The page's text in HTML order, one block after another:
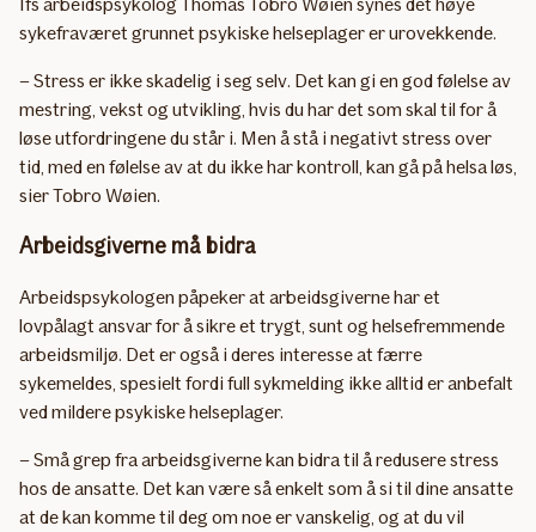
sykefraværet grunnet psykiske helseplager er urovekkende.
– Stress er ikke skadelig i seg selv. Det kan gi en god følelse av
mestring, vekst og utvikling, hvis du har det som skal til for å
løse utfordringene du står i. Men å stå i negativt stress over
tid, med en følelse av at du ikke har kontroll, kan gå på helsa løs,
sier Tobro Wøien.
Arbeidsgiverne må bidra
Arbeidspsykologen påpeker at arbeidsgiverne har et
lovpålagt ansvar for å sikre et trygt, sunt og helsefremmende
arbeidsmiljø. Det er også i deres interesse at færre
sykemeldes, spesielt fordi full sykmelding ikke alltid er anbefalt
ved mildere psykiske helseplager.
– Små grep fra arbeidsgiverne kan bidra til å redusere stress
hos de ansatte. Det kan være så enkelt som å si til dine ansatte
at de kan komme til deg om noe er vanskelig, og at du vil